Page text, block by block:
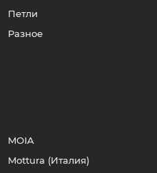
Петли
Разное
MOIA
Mottura (Италия)